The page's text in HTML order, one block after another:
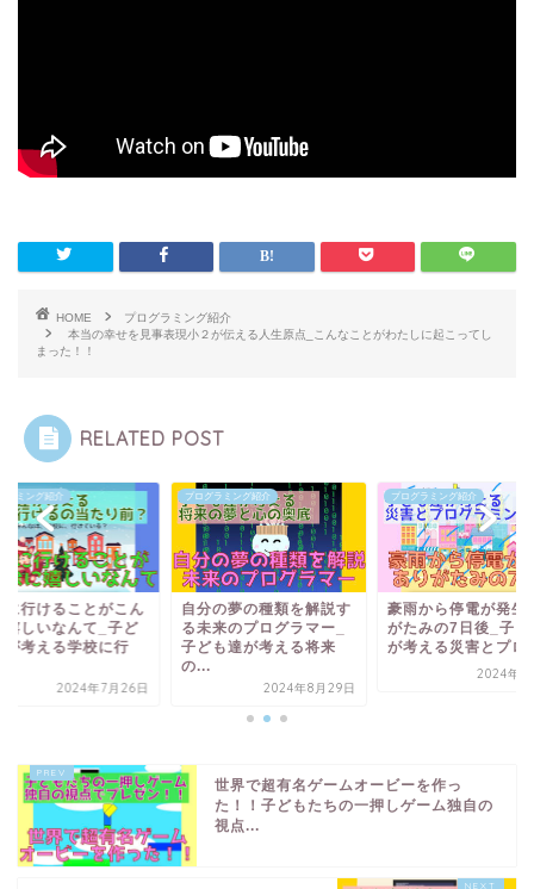
HOME
プログラミング紹介
本当の幸せを見事表現小２が伝える人生原点_こんなことがわたしに起こってし
まった！！
RELATED POST
ラミング紹介
に行けることがこん
嬉しいなんて_子ど
が考える学校に行
2024年7月26日
プログラミング紹介
自分の夢の種類を解説す
る未来のプログラマー_
子ども達が考える将来
の...
2024年8月29日
プログラミング紹介
豪雨から停電が発生
がたみの7日後_子ど
が考える災害とプロ
2024年8
世界で超有名ゲームオービーを作っ
た！！子どもたちの一押しゲーム独自の
視点...